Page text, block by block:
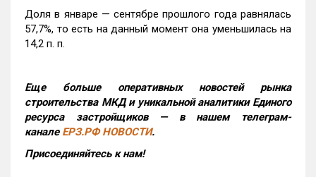
Доля в январе — сентябре прошлого года равнялась
57,7%, то есть на данный момент она уменьшилась на
14,2 п. п.
Еще больше оперативных новостей рынка
строительства МКД и уникальной аналитики Единого
ресурса застройщиков — в нашем телеграм-
канале ЕРЗ.РФ НОВОСТИ.
Присоединяйтесь к нам!